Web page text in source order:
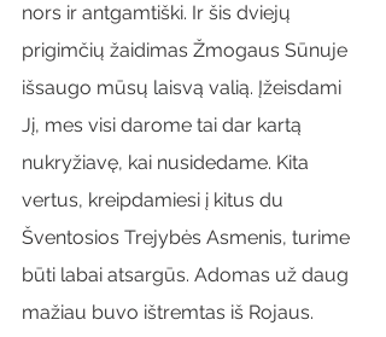
nors ir antgamtiški. Ir šis dviejų
prigimčių žaidimas Žmogaus Sūnuje
išsaugo mūsų laisvą valią. Įžeisdami
Jį, mes visi darome tai dar kartą
nukryžiavę, kai nusidedame. Kita
vertus, kreipdamiesi į kitus du
Šventosios Trejybės Asmenis, turime
būti labai atsargūs. Adomas už daug
mažiau buvo ištremtas iš Rojaus.